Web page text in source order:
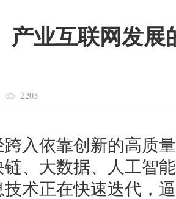
产业互联网发展
2203
入依靠创新的高质
、大数据、人工智
技术正在快速迭代，